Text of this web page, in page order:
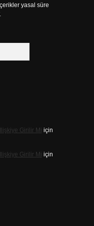
yasal süre
Girilir Mi için
Girilir Mi için